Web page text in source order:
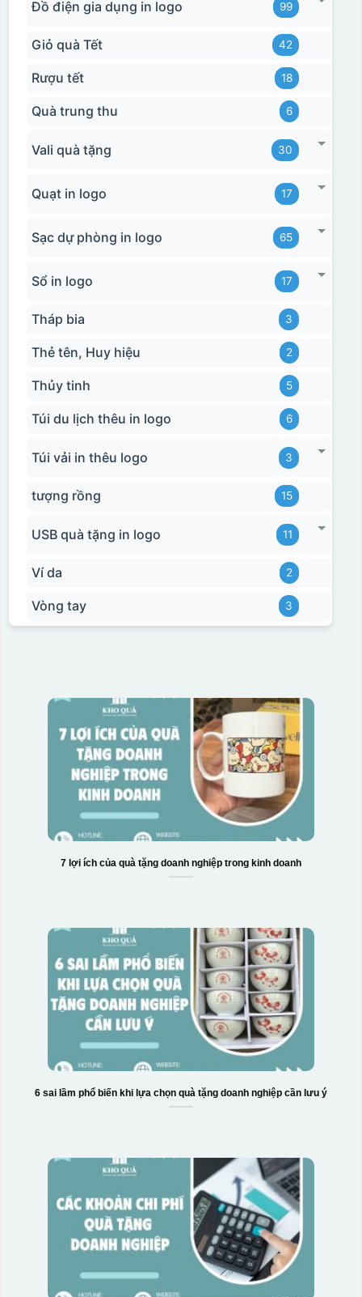
Đồ điện gia dụng in logo 99
Giỏ quà Tết 42
Rượu tết 18
Quà trung thu 6
Vali quà tặng 30
Quạt in logo 17
Sạc dự phòng in logo 65
Sổ in logo 17
Tháp bia 3
Thẻ tên, Huy hiệu 2
Thủy tinh 5
Túi du lịch thêu in logo 6
Túi vải in thêu logo 3
tượng rồng 15
USB quà tặng in logo 11
Ví da 2
Vòng tay 3
7 lợi ích của quà tặng doanh nghiệp trong kinh doanh
6 sai lầm phổ biến khi lựa chọn quà tặng doanh nghiệp cần lưu ý